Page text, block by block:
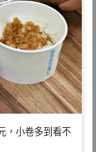
，小卷多到看不